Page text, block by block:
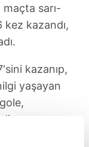
sarı-
kez kazandı,
kazanıp,
yaşayan